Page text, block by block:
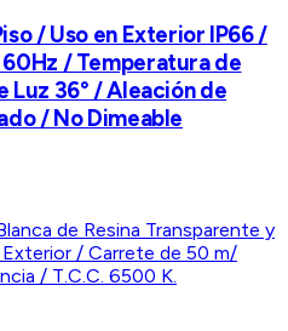
/ Uso en Exterior IP66 /
/ Temperatura de
36° / Aleación de
/ No Dimeable